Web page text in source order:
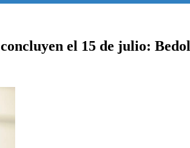
el 15 de julio: